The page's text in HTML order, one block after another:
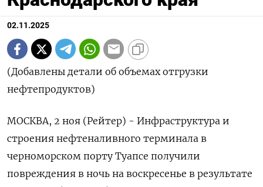
02.11.2025
(Добавлены детали об объемах отгрузки
нефтепродуктов)
МОСКВА, 2 ноя (Рейтер) - Инфраструктура и
строения нефтеналивного терминала в
черноморском порту Туапсе получили
повреждения в ночь на воскресенье в результате